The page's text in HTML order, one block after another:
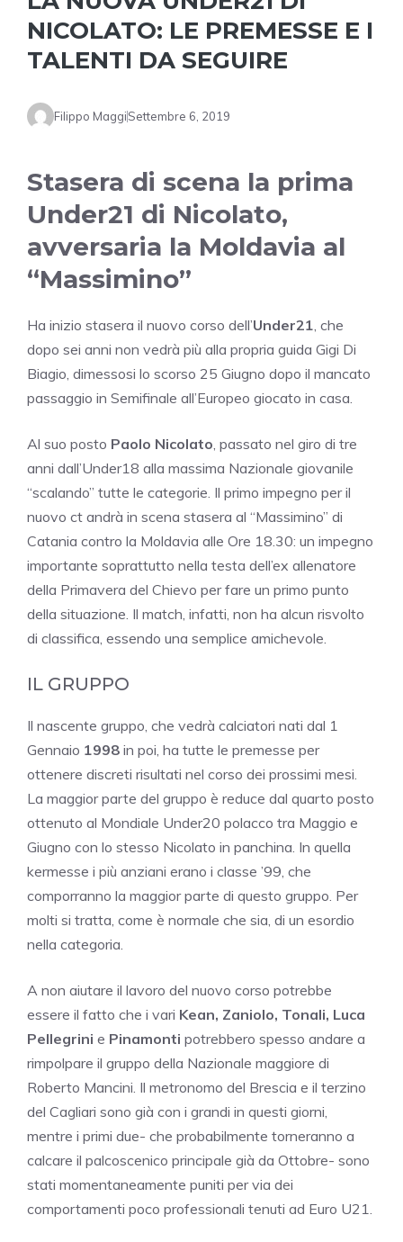
NICOLATO: LE PREMESSE E I
TALENTI DA SEGUIRE
Filippo MaggiSettembre 6, 2019
Stasera di scena la prima
Under21 di Nicolato,
avversaria la Moldavia al
“Massimino”
Ha inizio stasera il nuovo corso dell’Under21, che
dopo sei anni non vedrà più alla propria guida Gigi Di
Biagio, dimessosi lo scorso 25 Giugno dopo il mancato
passaggio in Semifinale all’Europeo giocato in casa.
Al suo posto Paolo Nicolato, passato nel giro di tre
anni dall’Under18 alla massima Nazionale giovanile
“scalando” tutte le categorie. Il primo impegno per il
nuovo ct andrà in scena stasera al “Massimino” di
Catania contro la Moldavia alle Ore 18.30: un impegno
importante soprattutto nella testa dell’ex allenatore
della Primavera del Chievo per fare un primo punto
della situazione. Il match, infatti, non ha alcun risvolto
di classifica, essendo una semplice amichevole.
IL GRUPPO
Il nascente gruppo, che vedrà calciatori nati dal 1
Gennaio 1998 in poi, ha tutte le premesse per
ottenere discreti risultati nel corso dei prossimi mesi.
La maggior parte del gruppo è reduce dal quarto posto
ottenuto al Mondiale Under20 polacco tra Maggio e
Giugno con lo stesso Nicolato in panchina. In quella
kermesse i più anziani erano i classe ’99, che
comporranno la maggior parte di questo gruppo. Per
molti si tratta, come è normale che sia, di un esordio
nella categoria.
A non aiutare il lavoro del nuovo corso potrebbe
essere il fatto che i vari Kean, Zaniolo, Tonali, Luca
Pellegrini e Pinamonti potrebbero spesso andare a
rimpolpare il gruppo della Nazionale maggiore di
Roberto Mancini. Il metronomo del Brescia e il terzino
del Cagliari sono già con i grandi in questi giorni,
mentre i primi due- che probabilmente torneranno a
calcare il palcoscenico principale già da Ottobre- sono
stati momentaneamente puniti per via dei
comportamenti poco professionali tenuti ad Euro U21.